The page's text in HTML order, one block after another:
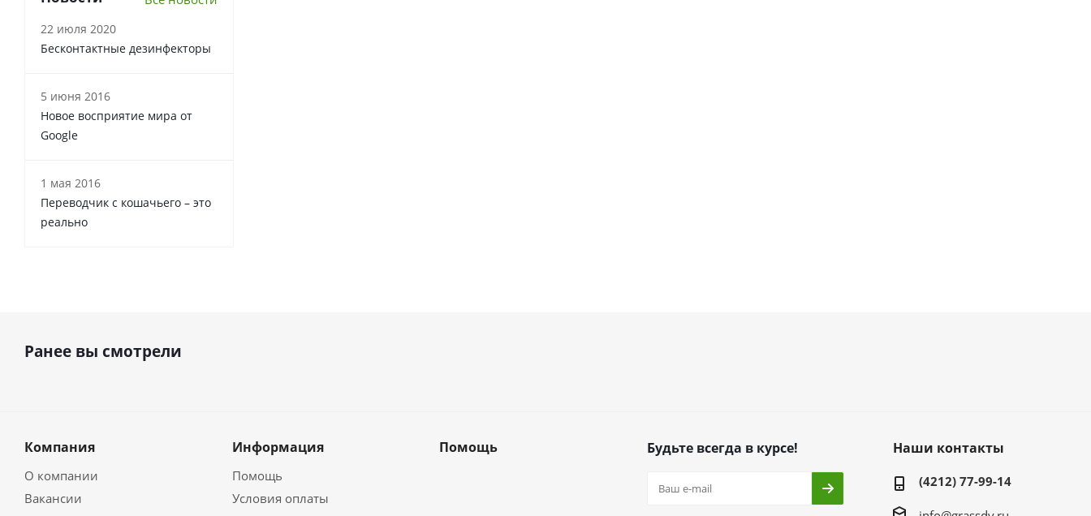
22 июля 2020
Бесконтактные дезинфекторы
5 июня 2016
Новое восприятие мира от
Google
1 мая 2016
Переводчик с кошачьего – это
реально
Ранее вы смотрели
Компания
О компании
Вакансии
Информация
Помощь
Условия оплаты
Помощь Будьте всегда в курсе! Наши контакты
(4212) 77-99-14